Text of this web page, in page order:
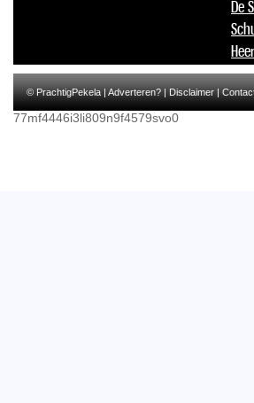
De
© PrachtigPekela |Adverteren?|Disclaimer|
77mf4446i3li809n9f4579svo0